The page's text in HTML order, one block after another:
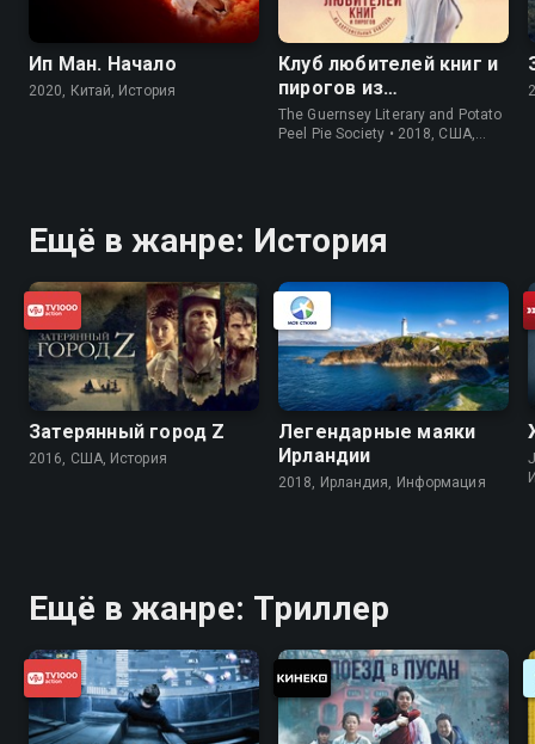
Ип Ман. Начало
2020, Китай, История
Клуб любителей книг и
пирогов из
картофельных
очистков
The Guernsey Literary and Potato
Peel Pie Society • 2018, США,
Ещё в жанре: История
Затерянный город Z
2016, США, История
Легендарные маяки
Ирландии
2018, Ирландия, Информация
Ещё в жанре: Триллер